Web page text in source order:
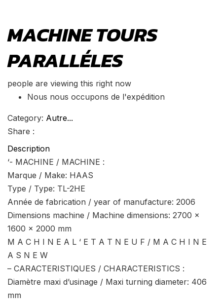
MACHINE TOURS
PARALLÉLES
people are viewing this right now
Nous nous occupons de l'expédition
Category: Autre...
Share :
Description
‘- MACHINE / MACHINE :
Marque / Make: HAAS
Type / Type: TL-2HE
Année de fabrication / year of manufacture: 2006
Dimensions machine / Machine dimensions: 2700 x
1600 x 2000 mm
M A C H I N E A L ‘ E T A T N E U F / M A C H I N E
A S N E W
– CARACTERISTIQUES / CHARACTERISTICS :
Diamètre maxi d’usinage / Maxi turning diameter: 406
mm